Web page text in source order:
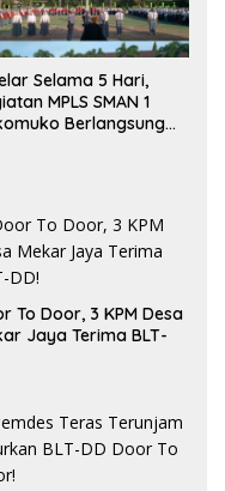
Selama 5 Hari,
MPLS SMAN 1
Berlangsung
To Door, 3 KPM Desa
Jaya Terima BLT-